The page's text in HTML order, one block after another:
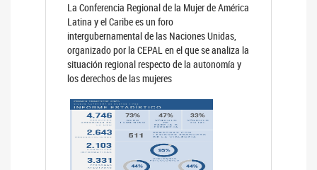
La Conferencia Regional de la Mujer de América
Latina y el Caribe es un foro
intergubernamental de las Naciones Unidas,
organizado por la CEPAL en el que se analiza la
situación regional respecto de la autonomía y
los derechos de las mujeres